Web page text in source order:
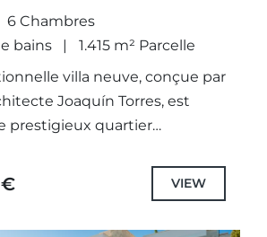
6 Chambres
bains
1.415 m² Parcelle
villa neuve, conçue par
Joaquín Torres, est
prestigieux quartier
comme l’un...
€ VIEW